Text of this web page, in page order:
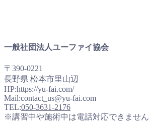
一般社団法人ユーファイ協会
〒390-0221
長野県 松本市里山辺
HP:https://yu-fai.com/
Mail:contact_us@yu-fai.com
TEL:050-3631-2176
※講習中や施術中は電話対応できません